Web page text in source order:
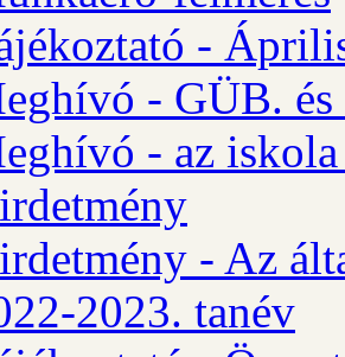
-
- GÜB.
- az iskola
- Az
2023. tanév